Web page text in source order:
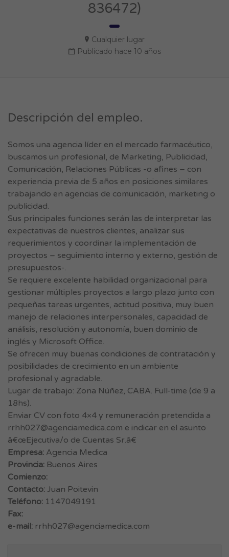
836472)
Cualquier lugar
Publicado hace 10 años
Descripción del empleo.
Somos una agencia líder en el mercado farmacéutico,
buscamos un profesional, de Marketing, Publicidad,
Comunicación, Relaciones Públicas -o afines – con
experiencia previa de 5 años en posiciones similares
trabajando en agencias de comunicación, marketing o
publicidad.
Sus principales funciones serán las de interpretar las
expectativas de nuestros clientes, analizar sus
requerimientos y coordinar la implementación de
proyectos – seguimiento interno y externo, gestión de
presupuestos-.
Se requiere excelente habilidad organizacional para
gestionar múltiples proyectos a largo plazo junto con
pequeñas tareas urgentes, actitud positiva, muy buen
manejo de relaciones interpersonales, capacidad de
análisis, resolución y autonomía, buen dominio de
inglés y Microsoft Office.
Se ofrecen muy buenas condiciones de contratación y
posibilidades de crecimiento en un ambiente
profesional y agradable.
Lugar de trabajo: Zona Núñez, CABA. Full-time (de 9 a
18hs).
Enviar CV con foto 4×4 y remuneración pretendida a
rrhh027@agenciamedica.com e indicar en el asunto
â€œEjecutiva/o de Cuentas Sr.â€
Empresa: Agencia Medica
Provincia: Buenos Aires
Comienzo:
Contacto: Juan Poitevin
Teléfono: 1147049191
Fax:
e-mail: rrhh027@agenciamedica.com